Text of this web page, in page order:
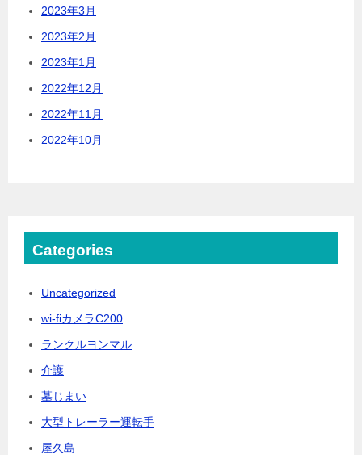
2023年3月
2023年2月
2023年1月
2022年12月
2022年11月
2022年10月
Categories
Uncategorized
wi-fiカメラC200
ランクルヨンマル
介護
墓じまい
大型トレーラー運転手
屋久島